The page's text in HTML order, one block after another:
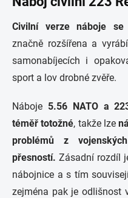
Civilní verze náboje se
značně rozšířena a
samonabíjecích i
sport a lov drobné zvěře.
Náboje 5.56 NATO a
téměř totožné, takže lze
problémů z
přesností. Zásadní rozdíl
nábojnice a s tím
zejména pak je odlišnost